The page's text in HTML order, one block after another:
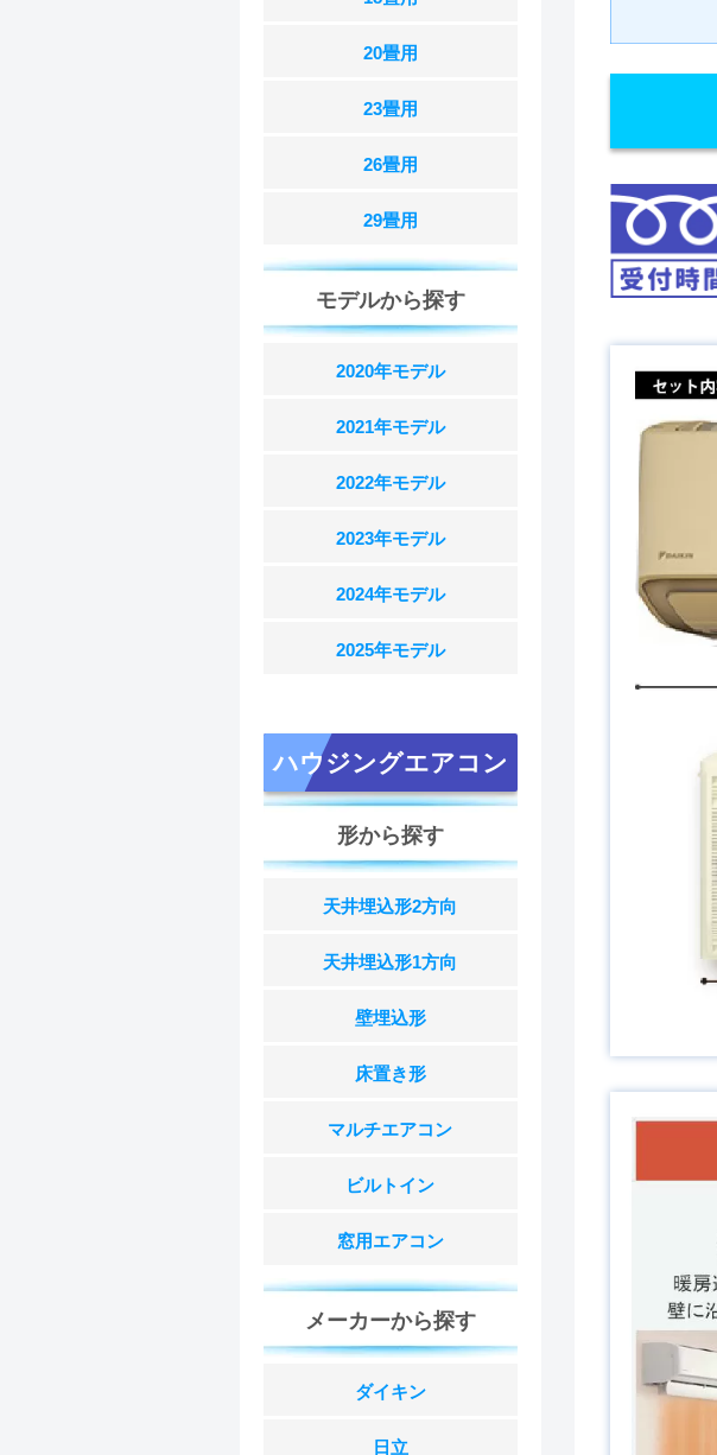
20畳用
23畳用
26畳用
29畳用
モデルから探す
2020年モデル
2021年モデル
2022年モデル
2023年モデル
2024年モデル
2025年モデル
ハウジングエアコン
形から探す
天井埋込形2方向
天井埋込形1方向
壁埋込形
床置き形
マルチエアコン
ビルトイン
窓用エアコン
メーカーから探す
ダイキン
日立